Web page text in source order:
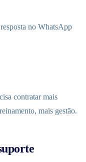
no WhatsApp
contratar mais
mais gestão.